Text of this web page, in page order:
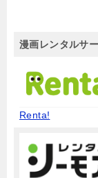
漫画レンタルサ
Renta!